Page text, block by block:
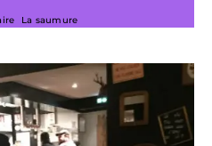
La saumure